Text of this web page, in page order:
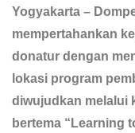
Yogyakarta –
mempertahankan
donatur dengan
lokasi program
diwujudkan melalui
bertema “Learning